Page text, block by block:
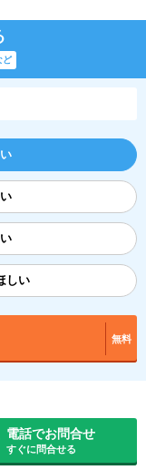
ど
しい
無料
電話でお問合せ
すぐに問合せる